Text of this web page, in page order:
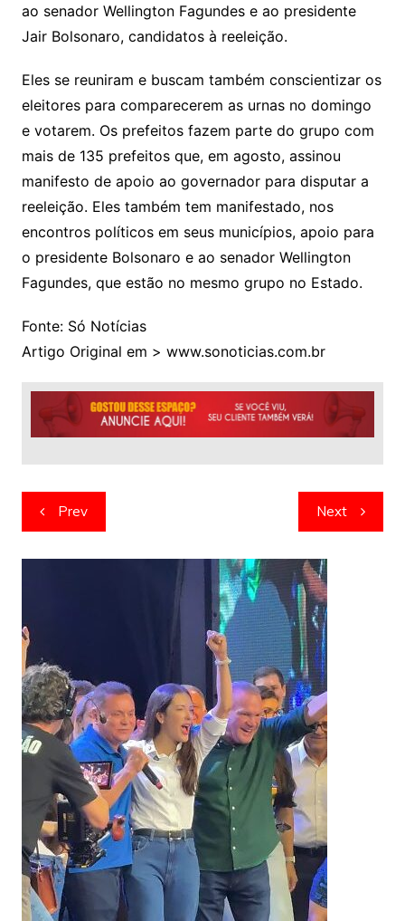
ao senador Wellington Fagundes e ao presidente
Jair Bolsonaro, candidatos à reeleição.
Eles se reuniram e buscam também conscientizar os
eleitores para comparecerem as urnas no domingo
e votarem. Os prefeitos fazem parte do grupo com
mais de 135 prefeitos que, em agosto, assinou
manifesto de apoio ao governador para disputar a
reeleição. Eles também tem manifestado, nos
encontros políticos em seus municípios, apoio para
o presidente Bolsonaro e ao senador Wellington
Fagundes, que estão no mesmo grupo no Estado.
Fonte: Só Notícias
Artigo Original em > www.sonoticias.com.br
Navegação
de
artigos
Prev Next